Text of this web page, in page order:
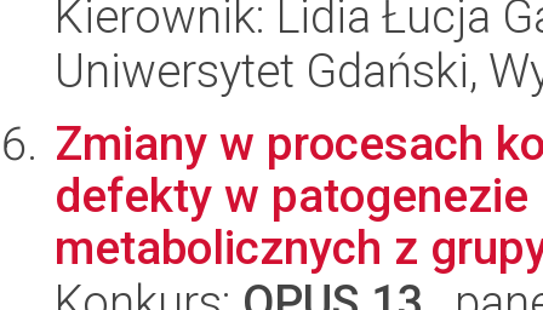
Kierownik: Lidia Łucja
Uniwersytet Gdański,
Zmiany w procesach
defekty w
metabolicznych z